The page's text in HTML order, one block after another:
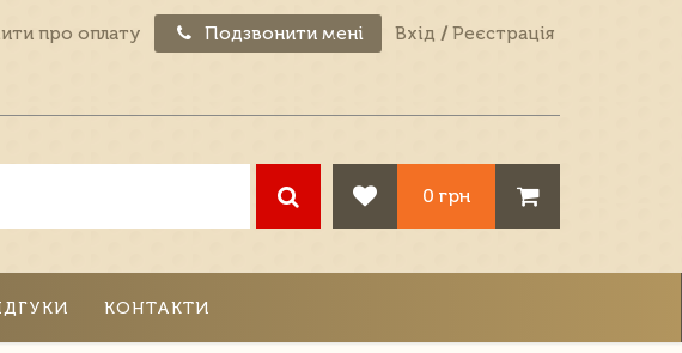
про оплату Подзвонити мені Вхід / Реєстрація
0 грн
КОНТАКТИ